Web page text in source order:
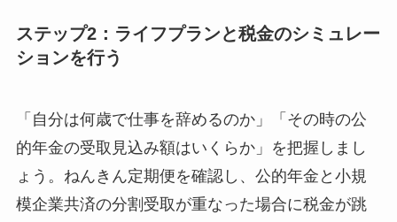
ステップ2：ライフプランと税金のシミュレー
ションを行う
「自分は何歳で仕事を辞めるのか」「その時の公
的年金の受取見込み額はいくらか」を把握しまし
ょう。ねんきん定期便を確認し、公的年金と小規
模企業共済の分割受取が重なった場合に税金が跳